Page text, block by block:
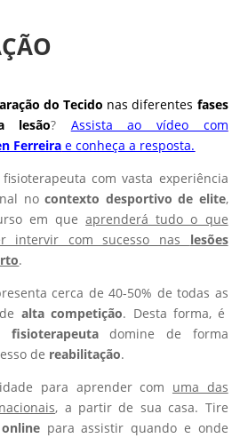
do Tecido nas diferentes fases
lesão? Assista ao vídeo com
Ferreira e conheça a resposta.
com vasta experiência
nocontexto desportivo de elite,
em queaprenderá tudo o que
intervir com sucesso nas lesões
.
cerca de 40-50% de todas as
de alta competição. Desta forma, é
fisioterapeutadomine de forma
de reabilitação.
para aprender com uma das
, a partir de sua casa. Tire
onlinepara assistir quando e onde